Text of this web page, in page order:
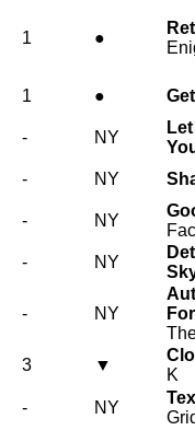
1 ●
1 ●
- NY
- NY
- NY
- NY
- NY
3 ▼
K
- NY